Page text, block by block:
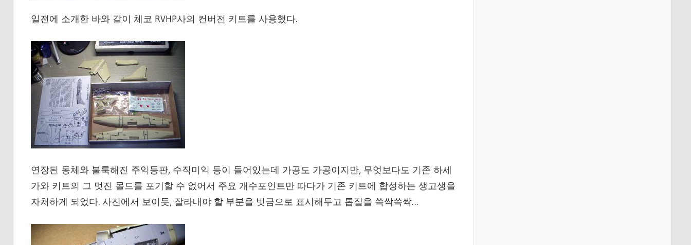
일전에 소개한 바와 같이 체코 RVHP사의 컨버전 키트를 사용했다.
연장된 동체와 불룩해진 주익등판, 수직미익 등이 들어있는데 가공도 가공이지만, 무엇보다도 기존 하세
가와 키트의 그 멋진 몰드를 포기할 수 없어서 주요 개수포인트만 따다가 기존 키트에 합성하는 생고생을
자처하게 되었다. 사진에서 보이듯, 잘라내야 할 부분을 빗금으로 표시해두고 톱질을 쓱싹쓱싹…